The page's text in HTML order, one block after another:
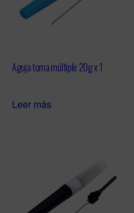
Aguja toma múltiple 20g x 1
Leer más